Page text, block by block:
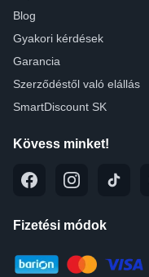
Blog
Gyakori kérdések
Garancia
Szerződéstől való elállás
SmartDiscount SK
Kövess minket!
Fizetési módok